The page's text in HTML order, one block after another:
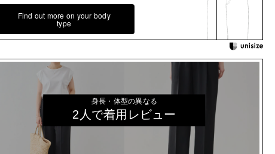
Find out more on your body
type
身長・体型の異なる
2人で着用レビュー